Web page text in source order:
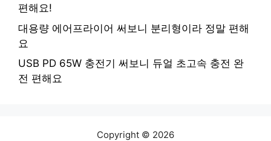
편해요!
대용량 에어프라이어 써보니 분리형이라 정말 편해
요
USB PD 65W 충전기 써보니 듀얼 초고속 충전 완
전 편해요
Copyright © 2026